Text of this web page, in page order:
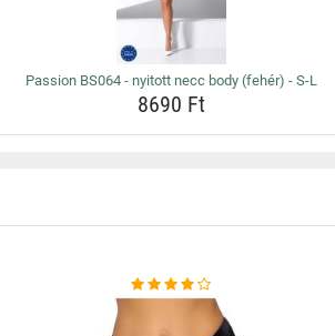
Passion BS064 - nyitott necc body (fehér) - S-L
8690 Ft